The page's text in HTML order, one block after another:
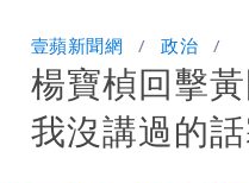
建議：這是保
台北今天竟沒
痛罵「蔣萬安
白海豚發威！
壹蘋新聞網 政治
楊寶楨回擊
我沒講過的話